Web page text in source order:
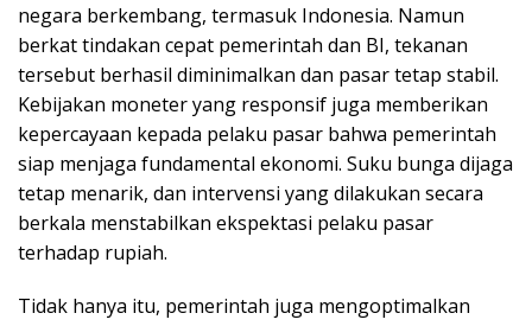
negara berkembang, termasuk Indonesia. Namun
berkat tindakan cepat pemerintah dan BI, tekanan
tersebut berhasil diminimalkan dan pasar tetap stabil.
Kebijakan moneter yang responsif juga memberikan
kepercayaan kepada pelaku pasar bahwa pemerintah
siap menjaga fundamental ekonomi. Suku bunga dijaga
tetap menarik, dan intervensi yang dilakukan secara
berkala menstabilkan ekspektasi pelaku pasar
terhadap rupiah.
Tidak hanya itu, pemerintah juga mengoptimalkan